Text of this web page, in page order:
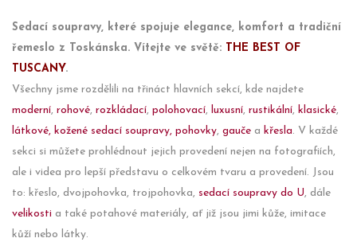
Sedací soupravy, které spojuje elegance, komfort a tradiční
řemeslo z Toskánska. Vítejte ve světě: THE BEST OF
TUSCANY.
Všechny jsme rozdělili na třináct hlavních sekcí, kde najdete
moderní, rohové, rozkládací, polohovací, luxusní, rustikální, klasické,
látkové, kožené sedací soupravy, pohovky, gauče a křesla. V každé
sekci si můžete prohlédnout jejich provedení nejen na fotografiích,
ale i videa pro lepší představu o celkovém tvaru a provedení. Jsou
to: křeslo, dvojpohovka, trojpohovka, sedací soupravy do U, dále
velikosti a také potahové materiály, ať již jsou jimi kůže, imitace
kůží nebo látky.